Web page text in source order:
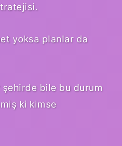
yoksa planlar da
bile bu durum
ki kimse